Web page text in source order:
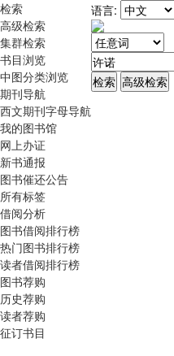
检索
高级检索
集群检索
书目浏览
中图分类浏览
期刊导航
西文期刊字母导航
我的图书馆
网上办证
新书通报
图书催还公告
所有标签
借阅分析
图书借阅排行榜
热门图书排行榜
读者借阅排行榜
图书荐购
历史荐购
读者荐购
征订书目
语言: